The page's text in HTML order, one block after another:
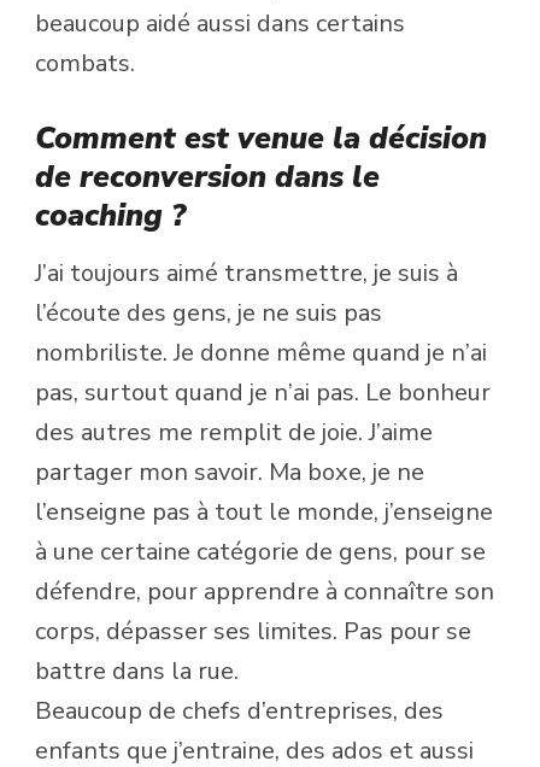
beaucoup aidé aussi dans certains
combats.
Comment est venue la décision
de reconversion dans le
coaching ?
J’ai toujours aimé transmettre, je suis à
l’écoute des gens, je ne suis pas
nombriliste. Je donne même quand je n’ai
pas, surtout quand je n’ai pas. Le bonheur
des autres me remplit de joie. J’aime
partager mon savoir. Ma boxe, je ne
l’enseigne pas à tout le monde, j’enseigne
à une certaine catégorie de gens, pour se
défendre, pour apprendre à connaître son
corps, dépasser ses limites. Pas pour se
battre dans la rue.
Beaucoup de chefs d’entreprises, des
enfants que j’entraine, des ados et aussi